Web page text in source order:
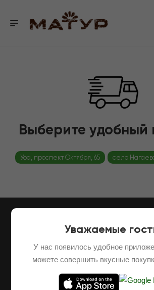
Выберите удобный
Уфа, проспект Октября, 65 село
ОПТОВЫЕ ПОСТАВКИ
НАШИ ФЕРМЕРЫ
КЛУБНАЯ ПРОГРАММА
Уважаемые
У нас появилось удобное
можете совершить вкусные